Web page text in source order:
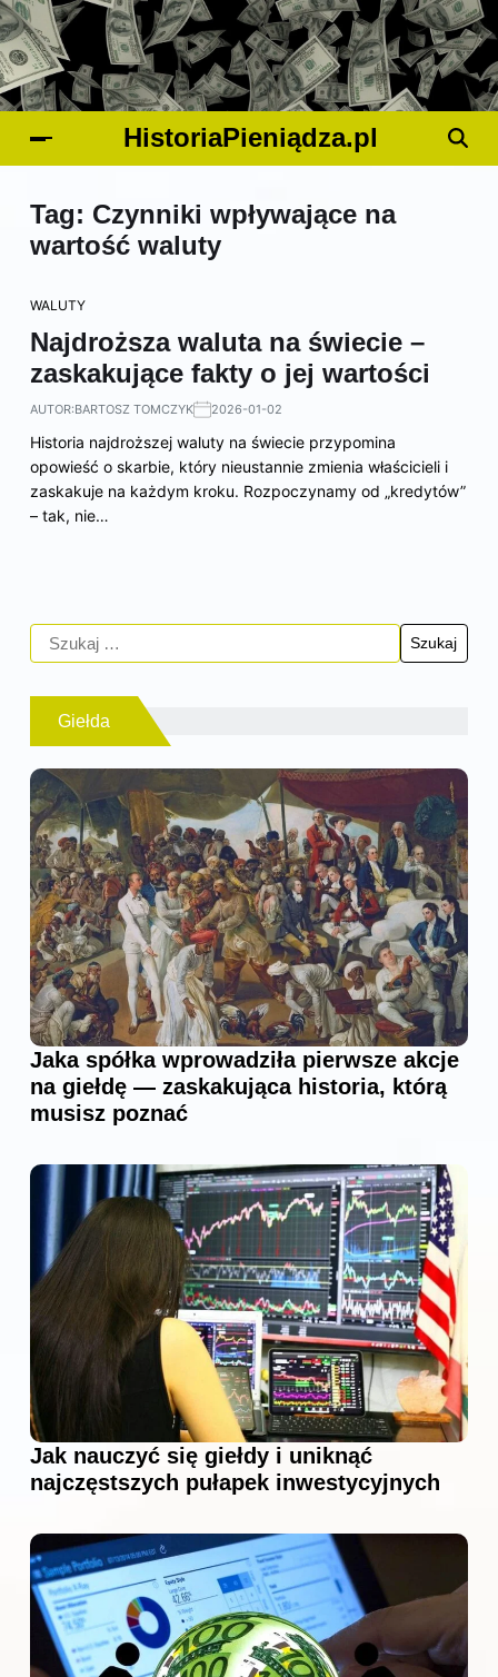
HistoriaPieniądza.pl
Tag: Czynniki wpływające na
wartość waluty
WALUTY
Najdroższa waluta na świecie –
zaskakujące fakty o jej wartości
AUTOR:BARTOSZ TOMCZYK 2026-01-02
Historia najdroższej waluty na świecie przypomina
opowieść o skarbie, który nieustannie zmienia właścicieli i
zaskakuje na każdym kroku. Rozpoczynamy od „kredytów”
– tak, nie…
Giełda
Jaka spółka wprowadziła pierwsze akcje
na giełdę — zaskakująca historia, którą
musisz poznać
Jak nauczyć się giełdy i uniknąć
najczęstszych pułapek inwestycyjnych